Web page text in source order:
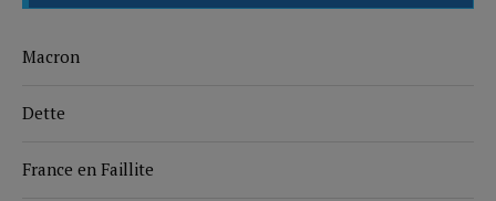
Macron
Dette
France en Faillite